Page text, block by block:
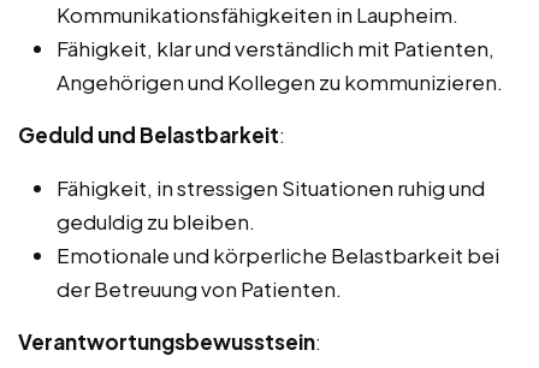
Kommunikationsfähigkeiten in Laupheim.
Fähigkeit, klar und verständlich mit Patienten,
Angehörigen und Kollegen zu kommunizieren.
Geduld und Belastbarkeit:
Fähigkeit, in stressigen Situationen ruhig und
geduldig zu bleiben.
Emotionale und körperliche Belastbarkeit bei
der Betreuung von Patienten.
Verantwortungsbewusstsein: